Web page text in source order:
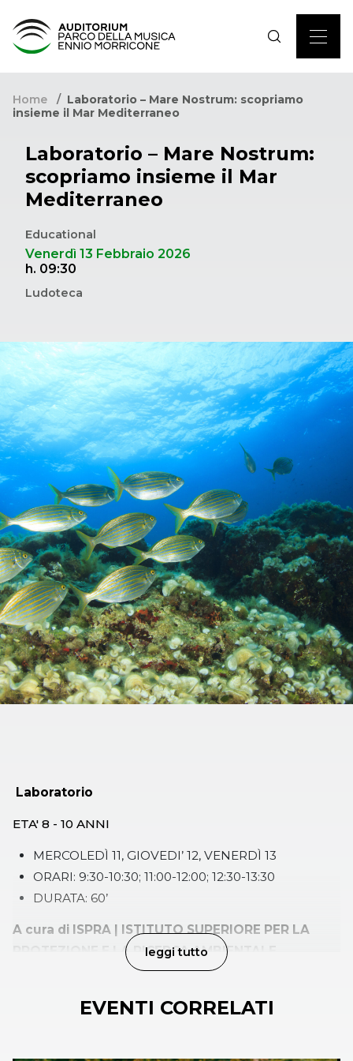
Home
Laboratorio – Mare Nostrum: scopriamo
insieme il Mar Mediterraneo
Laboratorio – Mare Nostrum:
scopriamo insieme il Mar
Mediterraneo
Educational
Venerdì 13 Febbraio 2026
h. 09:30
Ludoteca
Laboratorio
ETA' 8 - 10 ANNI
MERCOLEDÌ 11, GIOVEDI’ 12, VENERDÌ 13
ORARI: 9:30-10:30; 11:00-12:00; 12:30-13:30
DURATA: 60’
A cura di ISPRA | ISTITUTO SUPERIORE PER LA
PROTEZIONE E LA RICERCA AMBIENTALE
Mediterraneo, ha l’importante obiettivo di far
leggi tutto
EVENTI CORRELATI